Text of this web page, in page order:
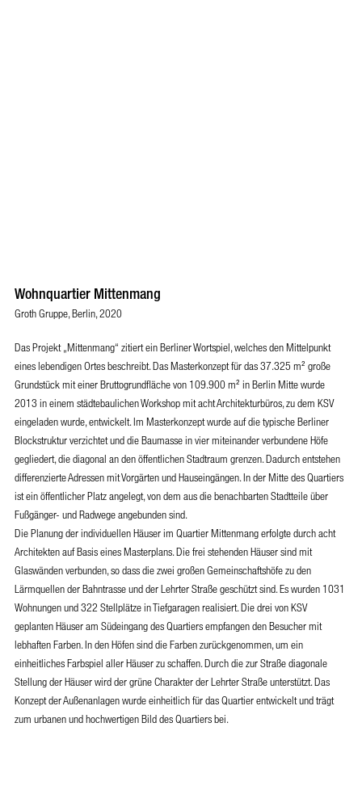
Wohnquartier Mittenmang
Groth Gruppe, Berlin, 2020
Das Projekt „Mittenmang“ zitiert ein Berliner Wortspiel, welches den Mittelpunkt
eines lebendigen Ortes beschreibt. Das Masterkonzept für das 37.325 m² große
Grundstück mit einer Bruttogrundfläche von 109.900 m² in Berlin Mitte wurde
2013 in einem städtebaulichen Workshop mit acht Architekturbüros, zu dem KSV
eingeladen wurde, entwickelt. Im Masterkonzept wurde auf die typische Berliner
Blockstruktur verzichtet und die Baumasse in vier miteinander verbundene Höfe
gegliedert, die diagonal an den öffentlichen Stadtraum grenzen. Dadurch entstehen
differenzierte Adressen mit Vorgärten und Hauseingängen. In der Mitte des Quartiers
ist ein öffentlicher Platz angelegt, von dem aus die benachbarten Stadtteile über
Fußgänger- und Radwege angebunden sind.
Die Planung der individuellen Häuser im Quartier Mittenmang erfolgte durch acht
Architekten auf Basis eines Masterplans. Die frei stehenden Häuser sind mit
Glaswänden verbunden, so dass die zwei großen Gemeinschaftshöfe zu den
Lärmquellen der Bahntrasse und der Lehrter Straße geschützt sind. Es wurden 1031
Wohnungen und 322 Stellplätze in Tiefgaragen realisiert. Die drei von KSV
geplanten Häuser am Südeingang des Quartiers empfangen den Besucher mit
lebhaften Farben. In den Höfen sind die Farben zurückgenommen, um ein
einheitliches Farbspiel aller Häuser zu schaffen. Durch die zur Straße diagonale
Stellung der Häuser wird der grüne Charakter der Lehrter Straße unterstützt. Das
Konzept der Außenanlagen wurde einheitlich für das Quartier entwickelt und trägt
zum urbanen und hochwertigen Bild des Quartiers bei.